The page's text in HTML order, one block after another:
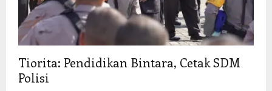
Tiorita: Pendidikan Bintara, Cetak SDM
Polisi